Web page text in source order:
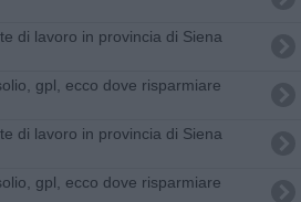
di lavoro in provincia di Siena
gpl, ecco dove risparmiare
di lavoro in provincia di Siena
gpl, ecco dove risparmiare